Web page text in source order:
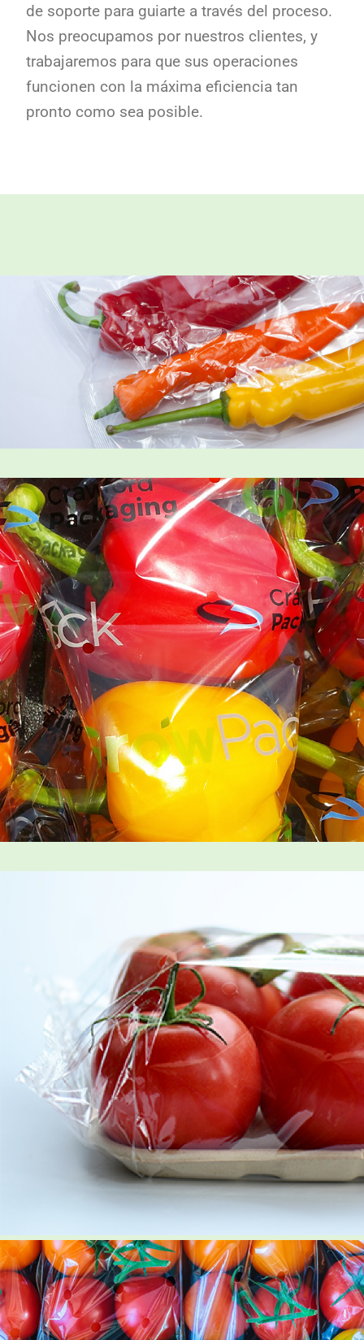
de soporte para guiarte a través del proceso.
Nos preocupamos por nuestros clientes, y
trabajaremos para que sus operaciones
funcionen con la máxima eficiencia tan
pronto como sea posible.